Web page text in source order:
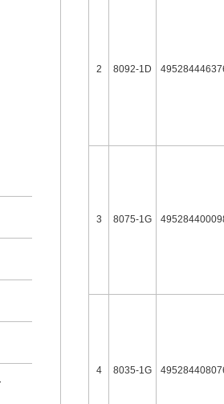
2 8092-1D
3 8075-1G
4 8035-1G